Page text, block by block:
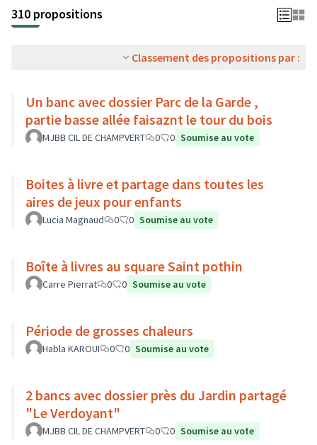
310 propositions
Classement des propositions par :
Un banc avec dossier Parc de la Garde ,
partie basse allée faisaznt le tour du bois
MJBB CIL DE CHAMPVERT 0 0 Soumise au vote
Boites à livre et partage dans toutes les
aires de jeux pour enfants
Lucia Magnaud 0 0 Soumise au vote
Boîte à livres au square Saint pothin
Carre Pierrat 0 0 Soumise au vote
Période de grosses chaleurs
Habla KAROUI 0 0 Soumise au vote
2 bancs avec dossier près du Jardin partagé
"Le Verdoyant"
MJBB CIL DE CHAMPVERT 0 0 Soumise au vote